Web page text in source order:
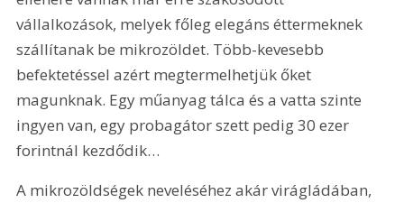
vállalkozások, melyek főleg elegáns éttermeknek
szállítanak be mikrozöldet. Több-kevesebb
befektetéssel azért megtermelhetjük őket
magunknak. Egy műanyag tálca és a vatta szinte
ingyen van, egy probagátor szett pedig 30 ezer
forintnál kezdődik…
A mikrozöldségek neveléséhez akár virágládában,